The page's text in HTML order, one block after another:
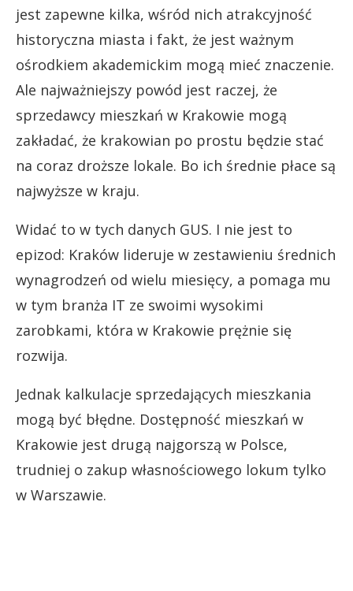
jest zapewne kilka, wśród nich atrakcyjność
historyczna miasta i fakt, że jest ważnym
ośrodkiem akademickim mogą mieć znaczenie.
Ale najważniejszy powód jest raczej, że
sprzedawcy mieszkań w Krakowie mogą
zakładać, że krakowian po prostu będzie stać
na coraz droższe lokale. Bo ich średnie płace są
najwyższe w kraju.
Widać to w tych danych GUS. I nie jest to
epizod: Kraków lideruje w zestawieniu średnich
wynagrodzeń od wielu miesięcy, a pomaga mu
w tym branża IT ze swoimi wysokimi
zarobkami, która w Krakowie prężnie się
rozwija.
Jednak kalkulacje sprzedających mieszkania
mogą być błędne. Dostępność mieszkań w
Krakowie jest drugą najgorszą w Polsce,
trudniej o zakup własnościowego lokum tylko
w Warszawie.